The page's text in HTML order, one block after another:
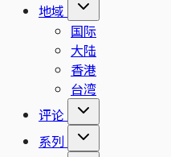
地域
国际
大陆
香港
台湾
评论
系列